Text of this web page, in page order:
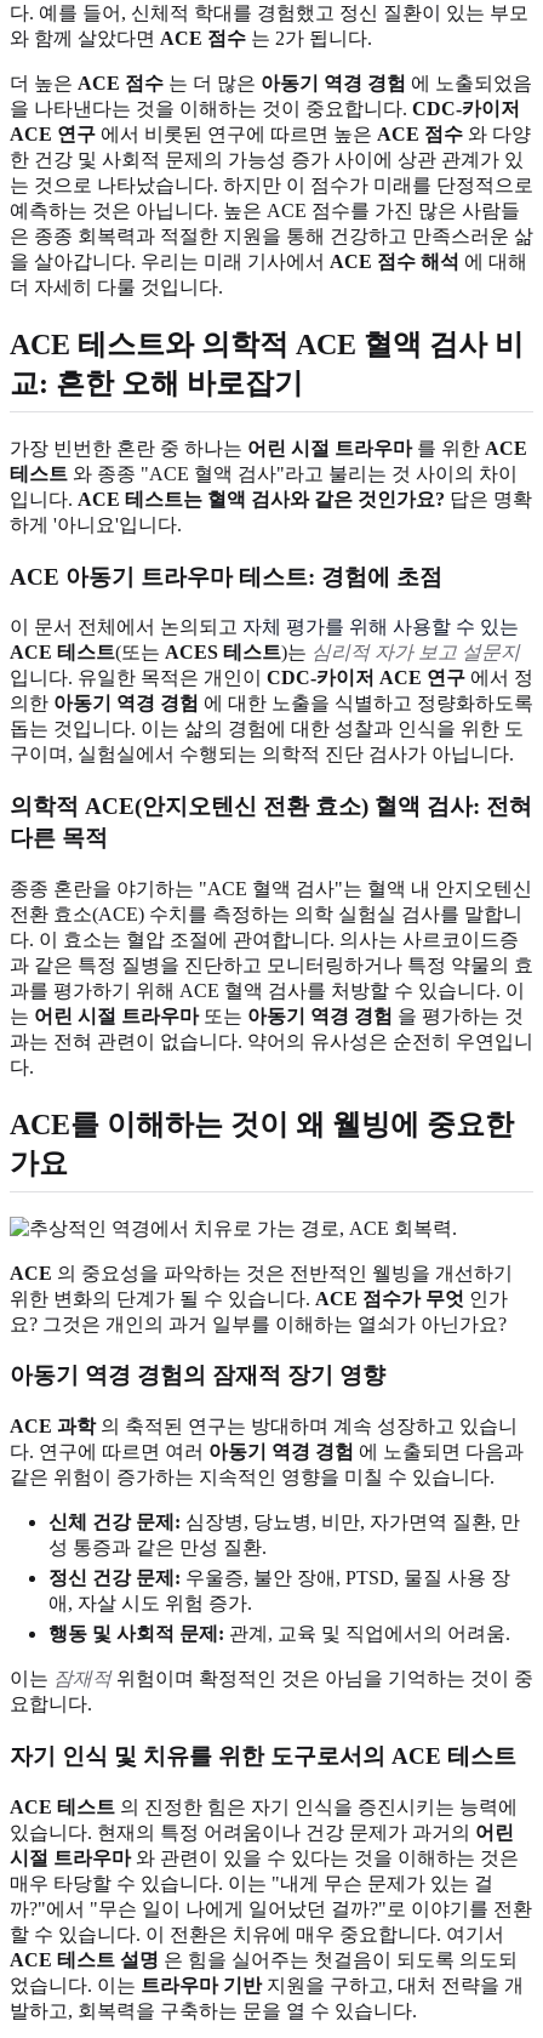
다. 예를 들어, 신체적 학대를 경험했고 정신 질환이 있는 부모
와 함께 살았다면 ACE 점수 는 2가 됩니다.
더 높은 ACE 점수 는 더 많은 아동기 역경 경험 에 노출되었음
을 나타낸다는 것을 이해하는 것이 중요합니다. CDC-카이저
ACE 연구 에서 비롯된 연구에 따르면 높은 ACE 점수 와 다양
한 건강 및 사회적 문제의 가능성 증가 사이에 상관 관계가 있
는 것으로 나타났습니다. 하지만 이 점수가 미래를 단정적으로
예측하는 것은 아닙니다. 높은 ACE 점수를 가진 많은 사람들
은 종종 회복력과 적절한 지원을 통해 건강하고 만족스러운 삶
을 살아갑니다. 우리는 미래 기사에서 ACE 점수 해석 에 대해
더 자세히 다룰 것입니다.
ACE 테스트와 의학적 ACE 혈액 검사 비
교: 흔한 오해 바로잡기
가장 빈번한 혼란 중 하나는 어린 시절 트라우마를 위한 ACE
테스트 와 종종 "ACE 혈액 검사"라고 불리는 것 사이의 차이
입니다. ACE 테스트는 혈액 검사와 같은 것인가요? 답은 명확
하게 '아니요'입니다.
ACE 아동기 트라우마 테스트: 경험에 초점
이 문서 전체에서 논의되고 자체 평가를 위해 사용할 수 있는
ACE 테스트(또는 ACES 테스트)는 심리적 자가 보고 설문지
입니다. 유일한 목적은 개인이 CDC-카이저 ACE 연구 에서 정
의한 아동기 역경 경험 에 대한 노출을 식별하고 정량화하도록
돕는 것입니다. 이는 삶의 경험에 대한 성찰과 인식을 위한 도
구이며, 실험실에서 수행되는 의학적 진단 검사가 아닙니다.
의학적 ACE(안지오텐신 전환 효소) 혈액 검사: 전혀
다른 목적
종종 혼란을 야기하는 "ACE 혈액 검사"는 혈액 내 안지오텐신
전환 효소(ACE) 수치를 측정하는 의학 실험실 검사를 말합니
다. 이 효소는 혈압 조절에 관여합니다. 의사는 사르코이드증
과 같은 특정 질병을 진단하고 모니터링하거나 특정 약물의 효
과를 평가하기 위해 ACE 혈액 검사를 처방할 수 있습니다. 이
는 어린 시절 트라우마또는 아동기 역경 경험 을 평가하는 것
과는 전혀 관련이 없습니다. 약어의 유사성은 순전히 우연입니
다.
ACE를 이해하는 것이 왜 웰빙에 중요한
가요
ACE 의 중요성을 파악하는 것은 전반적인 웰빙을 개선하기
위한 변화의 단계가 될 수 있습니다. ACE 점수가 무엇 인가
요? 그것은 개인의 과거 일부를 이해하는 열쇠가 아닌가요?
아동기 역경 경험의 잠재적 장기 영향
ACE 과학의 축적된 연구는 방대하며 계속 성장하고 있습니
다. 연구에 따르면 여러 아동기 역경 경험 에 노출되면 다음과
같은 위험이 증가하는 지속적인 영향을 미칠 수 있습니다.
신체 건강 문제: 심장병, 당뇨병, 비만, 자가면역 질환, 만
성 통증과 같은 만성 질환.
정신 건강 문제: 우울증, 불안 장애, PTSD, 물질 사용 장
애, 자살 시도 위험 증가.
행동 및 사회적 문제: 관계, 교육 및 직업에서의 어려움.
이는 잠재적위험이며 확정적인 것은 아님을 기억하는 것이 중
요합니다.
자기 인식 및 치유를 위한 도구로서의 ACE 테스트
ACE 테스트 의 진정한 힘은 자기 인식을 증진시키는 능력에
있습니다. 현재의 특정 어려움이나 건강 문제가 과거의 어린
시절 트라우마와 관련이 있을 수 있다는 것을 이해하는 것은
매우 타당할 수 있습니다. 이는 "내게 무슨 문제가 있는 걸
까?"에서 "무슨 일이 나에게 일어났던 걸까?"로 이야기를 전환
할 수 있습니다. 이 전환은 치유에 매우 중요합니다. 여기서
ACE 테스트 설명 은 힘을 실어주는 첫걸음이 되도록 의도되
었습니다. 이는 트라우마 기반지원을 구하고, 대처 전략을 개
발하고, 회복력을 구축하는 문을 열 수 있습니다.